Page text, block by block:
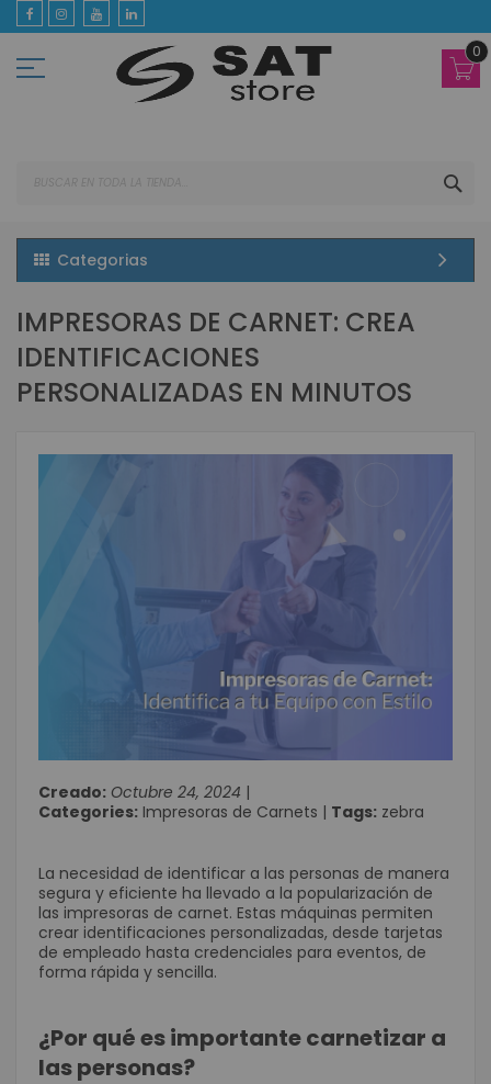
Ir
al
contenido
0
Categorias
IMPRESORAS DE CARNET: CREA
IDENTIFICACIONES
PERSONALIZADAS EN MINUTOS
Creado: Octubre 24, 2024 |
Categories: Impresoras de Carnets | Tags: zebra
La necesidad de identificar a las personas de manera
segura y eficiente ha llevado a la popularización de
las impresoras de carnet. Estas máquinas permiten
crear identificaciones personalizadas, desde tarjetas
de empleado hasta credenciales para eventos, de
forma rápida y sencilla.
¿Por qué es importante carnetizar a
las personas?